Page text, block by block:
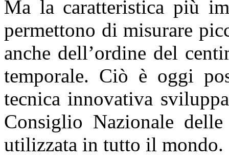
Ma la caratteristica più
permettono di misurare
anche dell’ordine del
temporale. Ciò è oggi
tecnica innovativa
Consiglio Nazionale
utilizzata in tutto il mondo.